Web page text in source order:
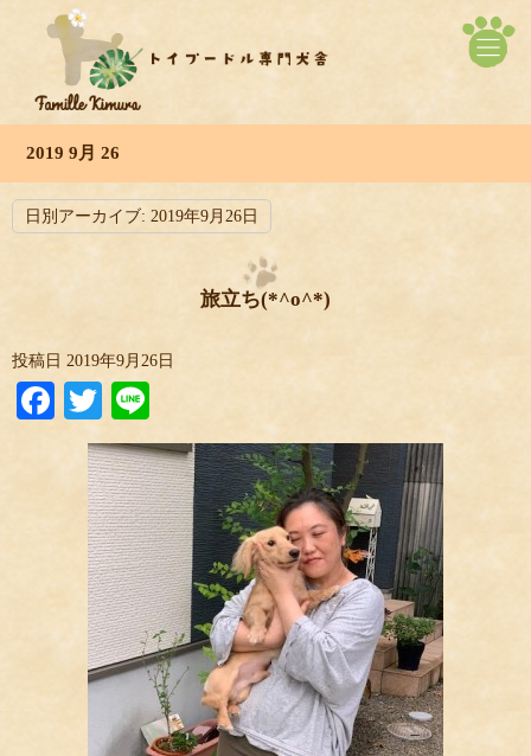
2019 9月 26
日別アーカイブ: 2019年9月26日
旅立ち(*^o^*)
投稿日 2019年9月26日
Facebook
Twitter